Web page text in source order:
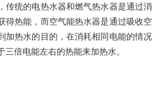
传统的电热水器和燃气热水器是通过消
得热能，而空气能热水器是通过吸收空
加热水的目的，在消耗相同电能的情况
三倍电能左右的热能来加热水。